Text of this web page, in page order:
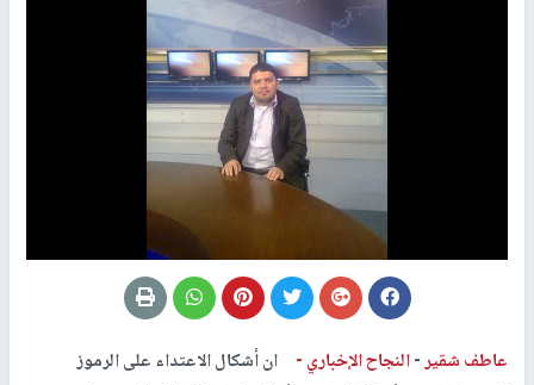
عاطف شقير-النجاح الإخباري -
ان أشكال الاعتداء على الرموز